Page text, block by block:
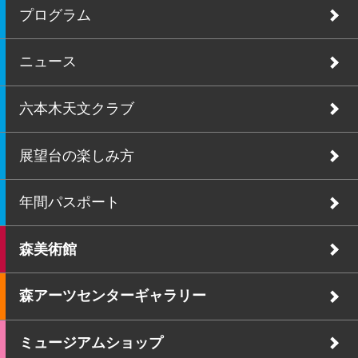
プログラム
ニュース
六本木天文クラブ
展望台の楽しみ方
年間パスポート
森美術館
森アーツセンターギャラリー
ミュージアムショップ